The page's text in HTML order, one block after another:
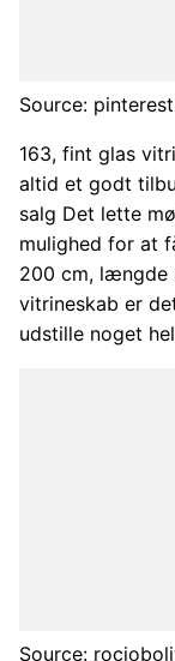
Source:
163, fint glas
altid et godt
salg Det lette
mulighed for at
200 cm, længde
vitrineskab er
udstille noget
Source: